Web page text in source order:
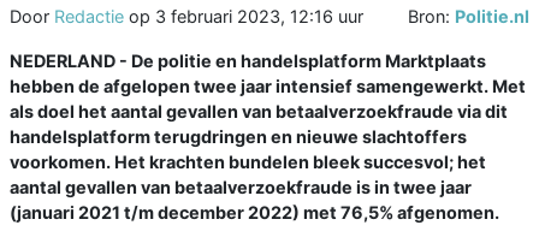
Door Redactie op 3 februari 2023, 12:16 uur Bron: Politie.nl
NEDERLAND - De politie en handelsplatform Marktplaats
hebben de afgelopen twee jaar intensief samengewerkt. Met
als doel het aantal gevallen van betaalverzoekfraude via dit
handelsplatform terugdringen en nieuwe slachtoffers
voorkomen. Het krachten bundelen bleek succesvol; het
aantal gevallen van betaalverzoekfraude is in twee jaar
(januari 2021 t/m december 2022) met 76,5% afgenomen.